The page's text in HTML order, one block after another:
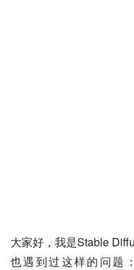
大家好，我是Stable
也遇到过这样的问题